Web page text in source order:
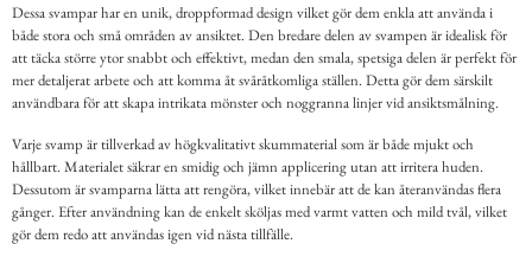
Dessa svampar har en unik, droppformad design vilket gör dem enkla att använda i
både stora och små områden av ansiktet. Den bredare delen av svampen är idealisk för
att täcka större ytor snabbt och effektivt, medan den smala, spetsiga delen är perfekt för
mer detaljerat arbete och att komma åt svåråtkomliga ställen. Detta gör dem särskilt
användbara för att skapa intrikata mönster och noggranna linjer vid ansiktsmålning.
Varje svamp är tillverkad av högkvalitativt skummaterial som är både mjukt och
hållbart. Materialet säkrar en smidig och jämn applicering utan att irritera huden.
Dessutom är svamparna lätta att rengöra, vilket innebär att de kan återanvändas flera
gånger. Efter användning kan de enkelt sköljas med varmt vatten och mild tvål, vilket
gör dem redo att användas igen vid nästa tillfälle.